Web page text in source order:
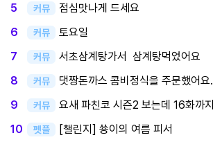
5 커뮤 점심맛나게 드세요
6 커뮤 토요일
7 커뮤 서초삼계탕가서 삼계탕먹었어요
8 커뮤 댓짱돈까스 콤비정식을 주문했어요.
9 커뮤
10 펫플 [챌린지] 쑝이의 여름 피서